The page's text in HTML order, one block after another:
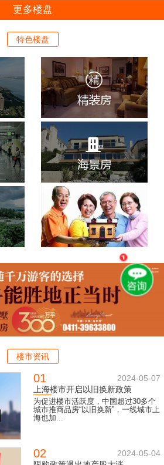
更多楼盘
特色楼盘
楼市资讯
01
2024-05-07
上海楼市开启以旧换新政策
为促进楼市活跃度，中国超过30多个
城市推商品房“以旧换新”，一线城市上
海也加...
02
2024-05-04